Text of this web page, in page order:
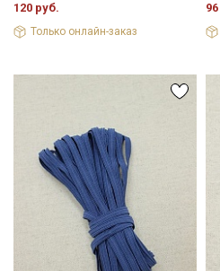
120 руб.
Только онлайн-заказ